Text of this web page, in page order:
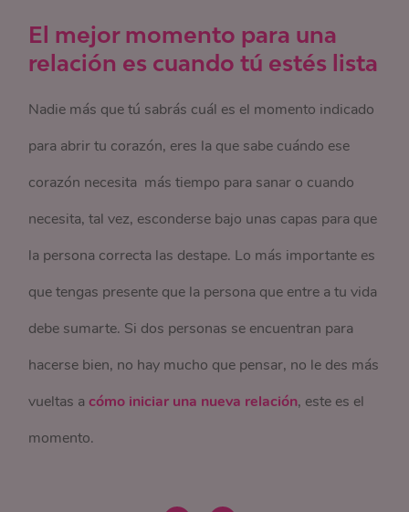
El mejor momento para una
relación es cuando tú estés lista
Nadie más que tú sabrás cuál es el momento indicado
para abrir tu corazón, eres la que sabe cuándo ese
corazón necesita más tiempo para sanar o cuando
necesita, tal vez, esconderse bajo unas capas para que
la persona correcta las destape. Lo más importante es
que tengas presente que la persona que entre a tu vida
debe sumarte. Si dos personas se encuentran para
hacerse bien, no hay mucho que pensar, no le des más
vueltas acómo iniciar una nueva relación, este es el
momento.